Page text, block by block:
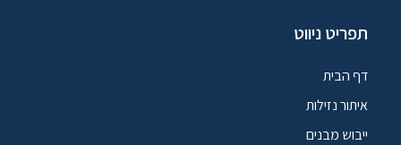
תפריט ניווט
דף הבית
איתור נזילות
ייבוש מבנים